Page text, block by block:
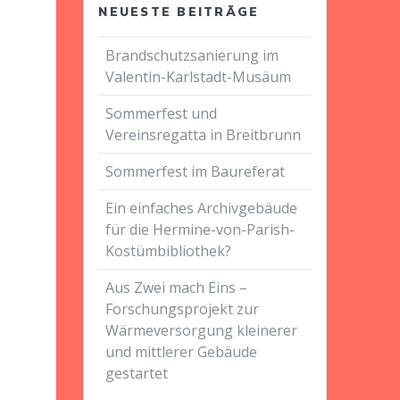
NEUESTE BEITRÄGE
Brandschutzsanierung im
Valentin-Karlstadt-Musäum
Sommerfest und
Vereinsregatta in Breitbrunn
Sommerfest im Baureferat
Ein einfaches Archivgebäude
für die Hermine-von-Parish-
Kostümbibliothek?
Aus Zwei mach Eins –
Forschungsprojekt zur
Wärmeversorgung kleinerer
und mittlerer Gebäude
gestartet